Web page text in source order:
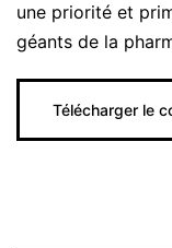
une priorité et
géants de la
Télécharger le